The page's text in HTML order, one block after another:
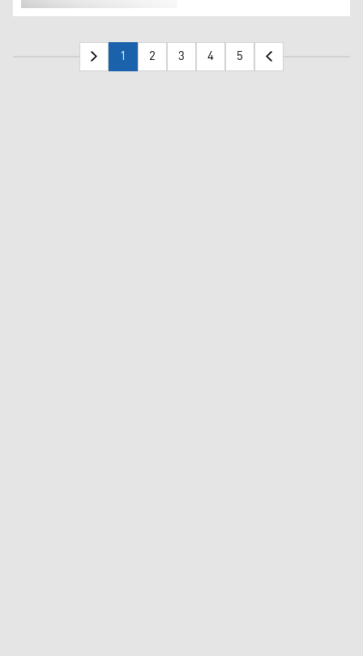
Şandeke Herêmê ji bo gotûbêjkirina çend mijarên giring
1 2 3 4 5